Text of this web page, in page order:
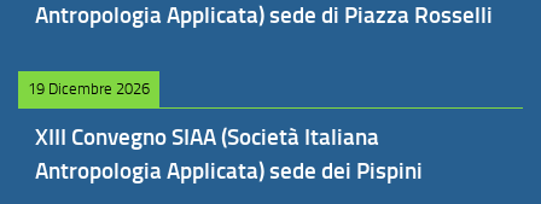
Antropologia Applicata) sede di Piazza Rosselli
19 Dicembre 2026
XIII Convegno SIAA (Società Italiana
Antropologia Applicata) sede dei Pispini